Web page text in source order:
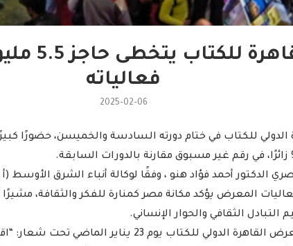
معرض
فعالياته
2025-02-06
الدكتور أحمد فؤاد هنو ، وفقًا لوكالة أنباء الشرق
المعرض يؤكد مكانة مصر كمنارة للفكر والثقافة،
الثقافي والحوار الإنساني.
وانطلقت فعاليات معرض القاهرة الدولي للكتاب يوم